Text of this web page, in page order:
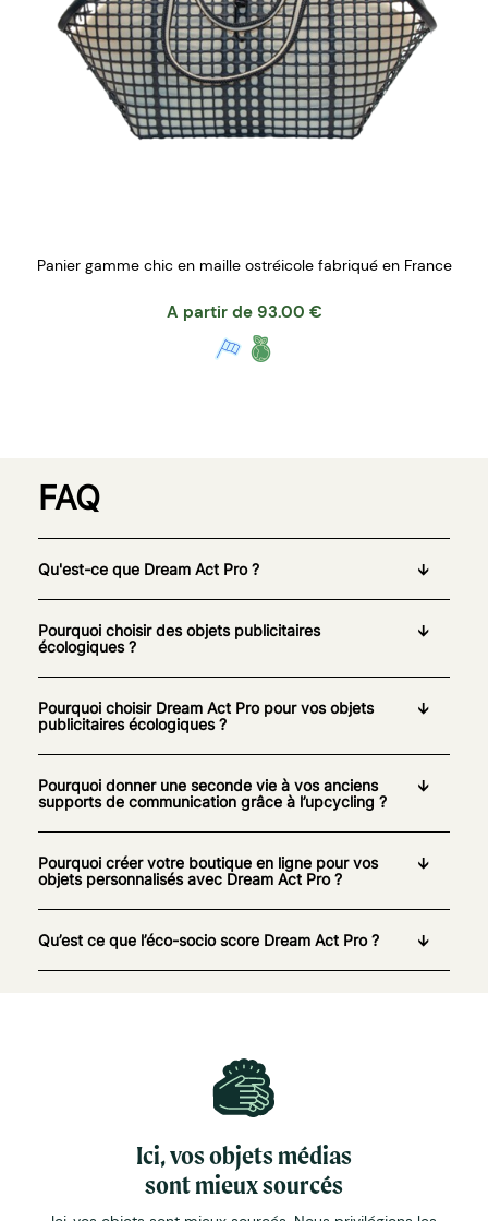
Panier gamme chic en maille ostréicole fabriqué en France
A partir de 93.00 €
FAQ
Qu'est-ce que Dream Act Pro ?
Pourquoi choisir des objets publicitaires
écologiques ?
Pourquoi choisir Dream Act Pro pour vos objets
publicitaires écologiques ?
Pourquoi donner une seconde vie à vos anciens
supports de communication grâce à l’upcycling ?
Pourquoi créer votre boutique en ligne pour vos
objets personnalisés avec Dream Act Pro ?
Qu’est ce que l’éco-socio score Dream Act Pro ?
Ici, vos objets médias
sont mieux sourcés